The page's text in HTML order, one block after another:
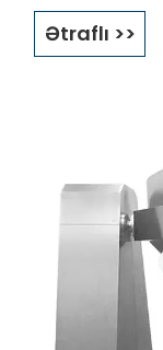
qarışdırılması
Mikserin bir
qarışdırma
çəkilərə malik
bərk
gücləndirici
fərqlənir.
üçün
çox partiyanın
qarışdırma
Ətraflı >>